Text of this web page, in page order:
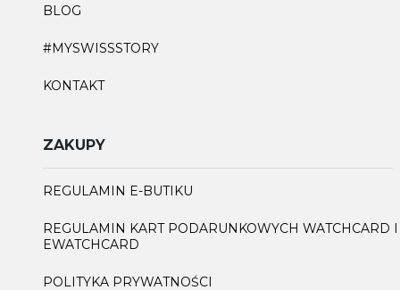
BLOG
#MYSWISSSTORY
KONTAKT
ZAKUPY
REGULAMIN E-BUTIKU
REGULAMIN KART PODARUNKOWYCH WATCHCARD I
EWATCHCARD
POLITYKA PRYWATNOŚCI